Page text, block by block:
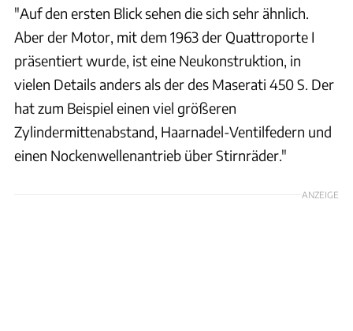
"Auf den ersten Blick sehen die sich sehr ähnlich.
Aber der Motor, mit dem 1963 der Quattroporte I
präsentiert wurde, ist eine Neukonstruktion, in
vielen Details anders als der des Maserati 450 S. Der
hat zum Beispiel einen viel größeren
Zylindermittenabstand, Haarnadel-Ventilfedern und
einen Nockenwellenantrieb über Stirnräder."
ANZEIGE